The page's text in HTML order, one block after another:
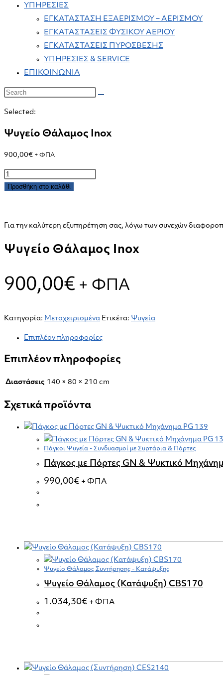
ΥΠΗΡΕΣΙΕΣ
ΕΓΚΑΤΑΣΤΑΣΗ ΕΞΑΕΡΙΣΜΟΥ – ΑΕΡΙΣΜΟΥ
ΕΓΚΑΤΑΣΤΑΣΕΙΣ ΦΥΣΙΚΟΥ ΑΕΡΙΟΥ
ΕΓΚΑΤΑΣΤΑΣΕΙΣ ΠΥΡΟΣΒΕΣΗΣ
ΥΠΗΡΕΣΙΕΣ & SERVICE
ΕΠΙΚΟΙΝΩΝΙΑ
Selected:
Ψυγείο Θάλαμος Inox
900,00€ + ΦΠΑ
Ψυγείο
Θάλαμος
Προσθήκη στο καλάθι
Για την καλύτερη εξυπηρέτηση σας, λόγω των συνεχών
Ψυγείο Θάλαμος Inox
900,00€ + ΦΠΑ
Κατηγορία: Μεταχειρισμένα Ετικέτα: Ψυγεία
Επιπλέον πληροφορίες
Επιπλέον πληροφορίες
Διαστάσεις 140 × 80 × 210 cm
Σχετικά προϊόντα
Πάγκοι Ψυγεία - Συνδυασμοί με Συρτάρια & Πόρτες
Πάγκος με Πόρτες GN & Ψυκτικό
990,00€ + ΦΠΑ
Ψυγείο Θάλαμος Συντήρησης - Κατάψυξης
Ψυγείο Θάλαμος (Κατάψυξη) CBS170
1.034,30€ + ΦΠΑ